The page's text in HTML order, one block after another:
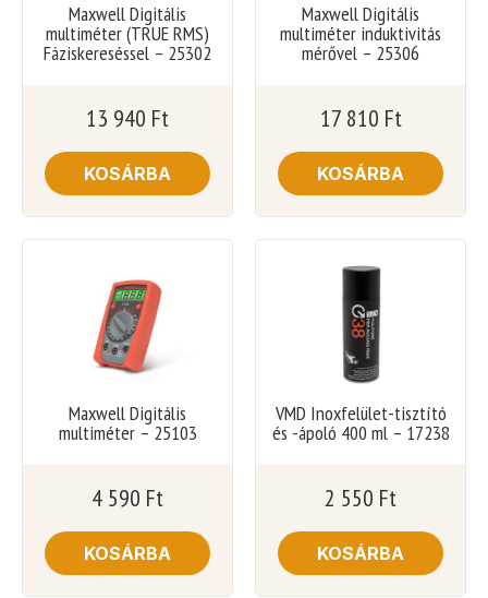
Maxwell Digitális
multiméter (TRUE RMS)
Fáziskereséssel – 25302
13 940 Ft
KOSÁRBA
Maxwell Digitális
multiméter induktivitás
mérővel – 25306
17 810 Ft
KOSÁRBA
Maxwell Digitális
multiméter – 25103
4 590 Ft
KOSÁRBA
VMD Inoxfelület-tisztító
és -ápoló 400 ml – 17238
2 550 Ft
KOSÁRBA